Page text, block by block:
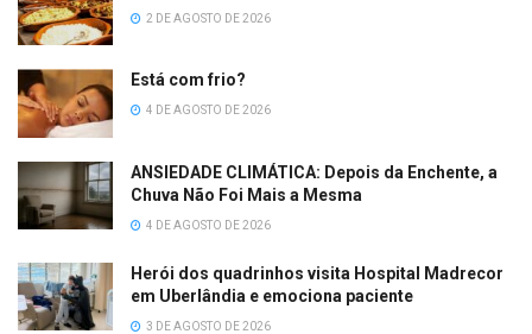
2 DE AGOSTO DE 2026
Está com frio?
4 DE AGOSTO DE 2026
ANSIEDADE CLIMÁTICA: Depois da Enchente, a
Chuva Não Foi Mais a Mesma
4 DE AGOSTO DE 2026
Herói dos quadrinhos visita Hospital Madrecor
em Uberlândia e emociona paciente
3 DE AGOSTO DE 2026